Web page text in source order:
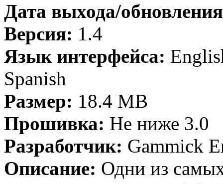
Дата выхода/
Версия: 1.4
Язык интерфейса:
Spanish
Размер: 18.4 MB
Прошивка: Не ниже 3.0
Разработчик: Gammick
Описание: Одни из